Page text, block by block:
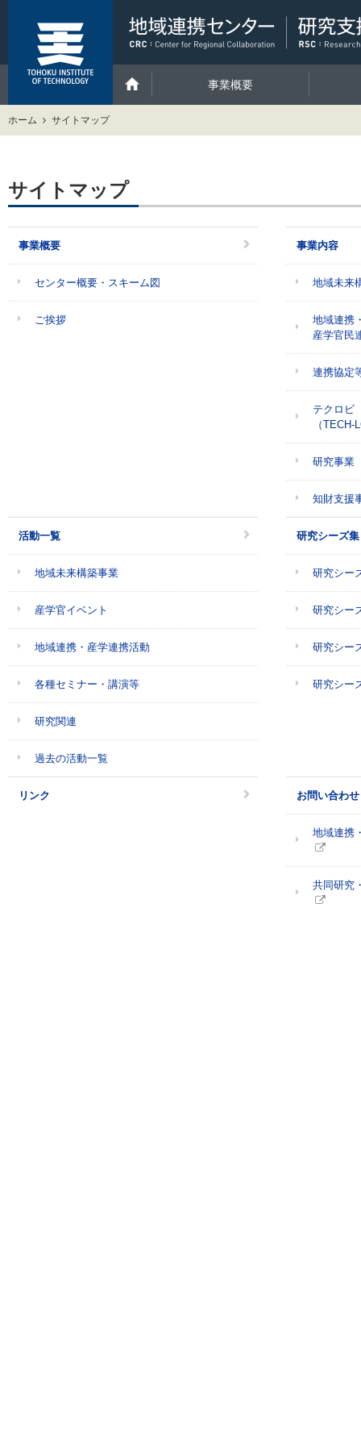
事業概要
ホーム サイトマップ
サイトマップ
事業概要
センター概要・スキーム図
ご挨拶
事業内容
地域未来
地域連携
産学官民
連携協定
テクロビ
（TECH-
研究事業
知財支援
活動一覧
地域未来構築事業
産学官イベント
地域連携・産学連携活動
各種セミナー・講演等
研究関連
過去の活動一覧
研究シーズ集
研究シー
研究シー
研究シー
研究シー
リンク お問い合わせ
地域連携
共同研究